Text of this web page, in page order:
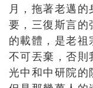
月，拖著老邁
要，三復斯言的
的載體，是老
不可丟棄，否則
光中和中研院的